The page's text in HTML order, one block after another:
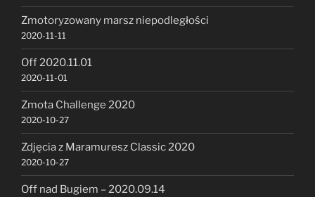
Zmotoryzowany marsz niepodległości
2020-11-11
Off 2020.11.01
2020-11-01
Zmota Challenge 2020
2020-10-27
Zdjęcia z Maramuresz Classic 2020
2020-10-27
Off nad Bugiem – 2020.09.14